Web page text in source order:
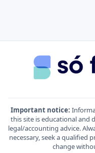
Important notice:
this site is educational and
legal/accounting advice.
necessary, seek a qualified
change